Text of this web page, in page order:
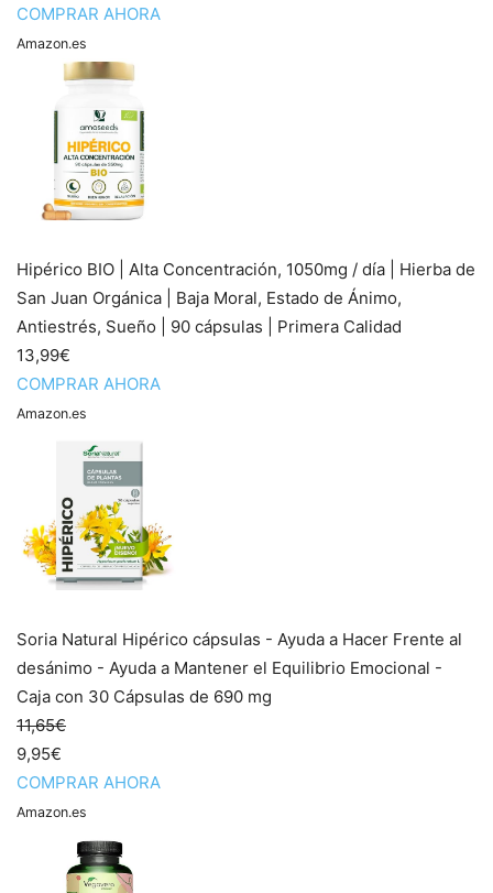
COMPRAR AHORA
Amazon.es
Hipérico BIO | Alta Concentración, 1050mg / día | Hierba de
San Juan Orgánica | Baja Moral, Estado de Ánimo,
Antiestrés, Sueño | 90 cápsulas | Primera Calidad
13,99€
COMPRAR AHORA
Amazon.es
Soria Natural Hipérico cápsulas - Ayuda a Hacer Frente al
desánimo - Ayuda a Mantener el Equilibrio Emocional -
Caja con 30 Cápsulas de 690 mg
11,65€
9,95€
COMPRAR AHORA
Amazon.es